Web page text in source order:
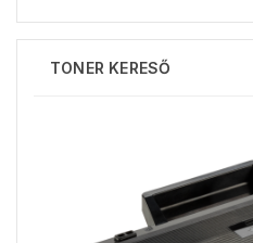
TONER KERESŐ